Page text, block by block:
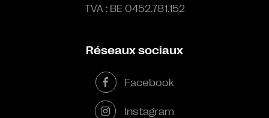
TVA : BE 0452.781.152
Réseaux sociaux
Facebook
Instagram